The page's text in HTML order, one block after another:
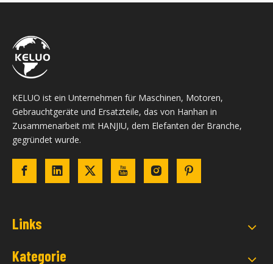
KELUO ist ein Unternehmen für Maschinen, Motoren,
Gebrauchtgeräte und Ersatzteile, das von Hanhan in
Zusammenarbeit mit HANJIU, dem Elefanten der Branche,
gegründet wurde.
Links
Kategorie